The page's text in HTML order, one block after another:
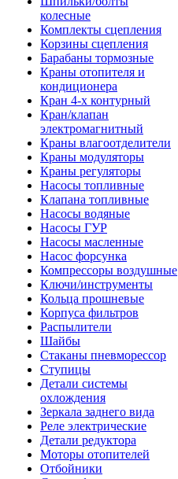
колесные
Комплекты сцепления
Корзины сцепления
Барабаны тормозные
Краны отопителя и
кондиционера
Кран 4-х контурный
Кран/клапан
электромагнитный
Краны влагоотделители
Краны модуляторы
Краны регуляторы
Насосы топливные
Клапана топливные
Насосы водяные
Насосы ГУР
Насосы масленные
Насос форсунка
Компрессоры воздушные
Ключи/инструменты
Кольца прошневые
Корпуса фильтров
Распылители
Шайбы
Стаканы пневморессор
Ступицы
Детали системы
охлождения
Зеркала заднего вида
Реле электрические
Детали редуктора
Моторы отопителей
Отбойники